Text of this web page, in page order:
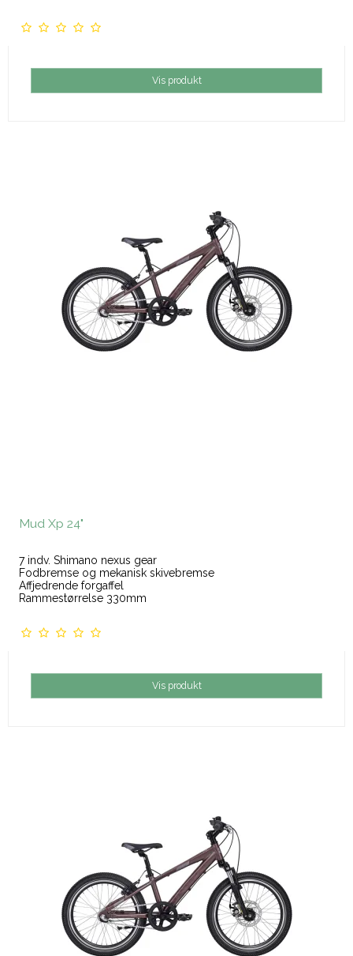
Vis produkt
Mud Xp 24"
7 indv. Shimano nexus gear
Fodbremse og mekanisk skivebremse
Affjedrende forgaffel
Rammestørrelse 330mm
Vis produkt